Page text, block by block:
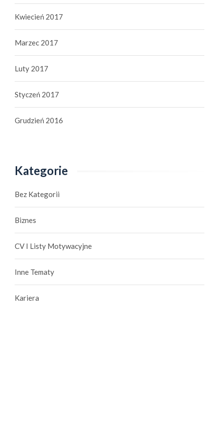
Kwiecień 2017
Marzec 2017
Luty 2017
Styczeń 2017
Grudzień 2016
Kategorie
Bez Kategorii
Biznes
CV I Listy Motywacyjne
Inne Tematy
Kariera